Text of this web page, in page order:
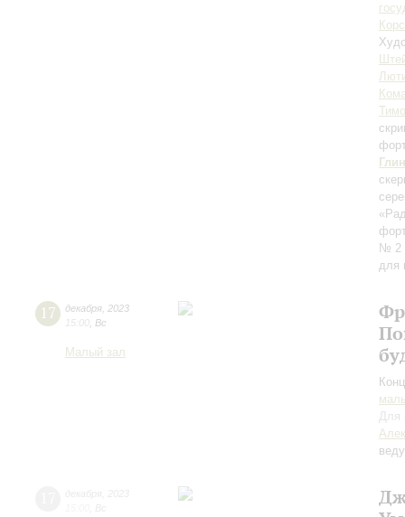
№ 2
для
17 декабря 2023
15:00 Вс
Малый зал
Для